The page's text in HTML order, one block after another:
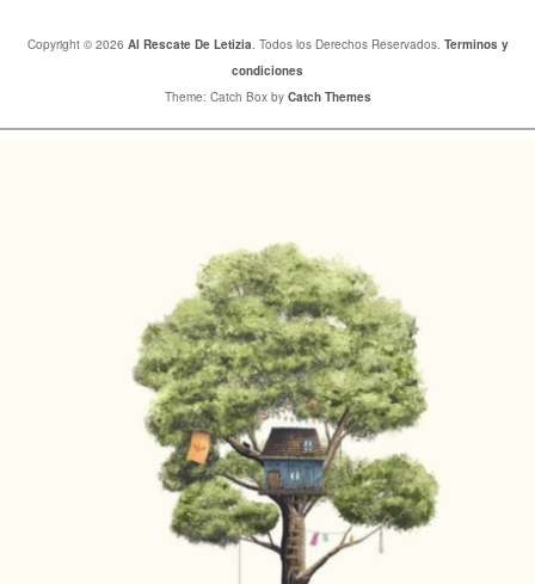
Copyright © 2026 Al Rescate De Letizia . Todos los Derechos Reservados. Terminos y
condiciones
Theme: Catch Box by Catch Themes